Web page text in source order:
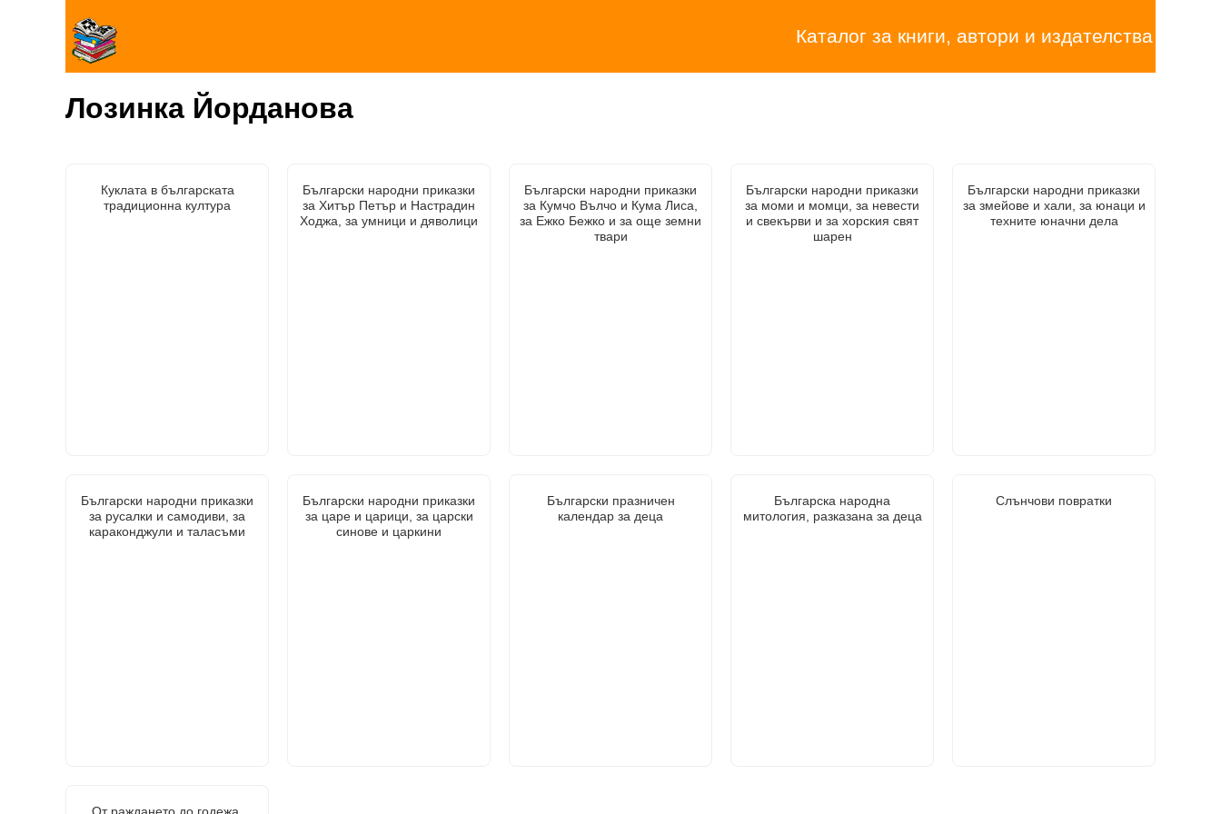
Каталог за книги, автори и издателства
Лозинка Йорданова
Куклата в българската
традиционна култура
Български народни приказки
за Хитър Петър и Настрадин
Ходжа, за умници и дяволици
Български народни приказки
за Кумчо Вълчо и Кума Лиса,
за Ежко Бежко и за още земни
твари
Български народни приказки
за моми и момци, за невести
и свекърви и за хорския свят
шарен
Български народни приказки
за змейове и хали, за юнаци и
техните юначни дела
Български народни приказки
за русалки и самодиви, за
караконджули и таласъми
Български народни приказки
за царе и царици, за царски
синове и царкини
Български празничен
календар за деца
Българска народна
митология, разказана за деца
Слънчови повратки